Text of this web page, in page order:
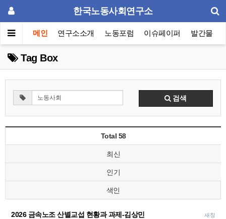
한국노동사회연구소
메인 연구소소개 노동포럼 이슈페이퍼 발간물
Tag Box
검색
Total 58
최신
인기
색인
새창
2026 금속노조 산별교섭 현황과 과제-김상민